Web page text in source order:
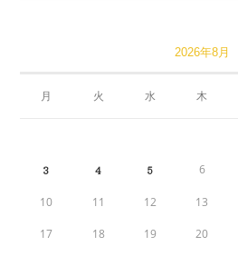
2026年8月
月 火 水 木
3 4 5 6
10 11 12 13
17 18 19 20